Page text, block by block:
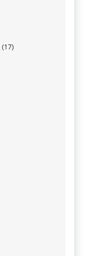
(17)